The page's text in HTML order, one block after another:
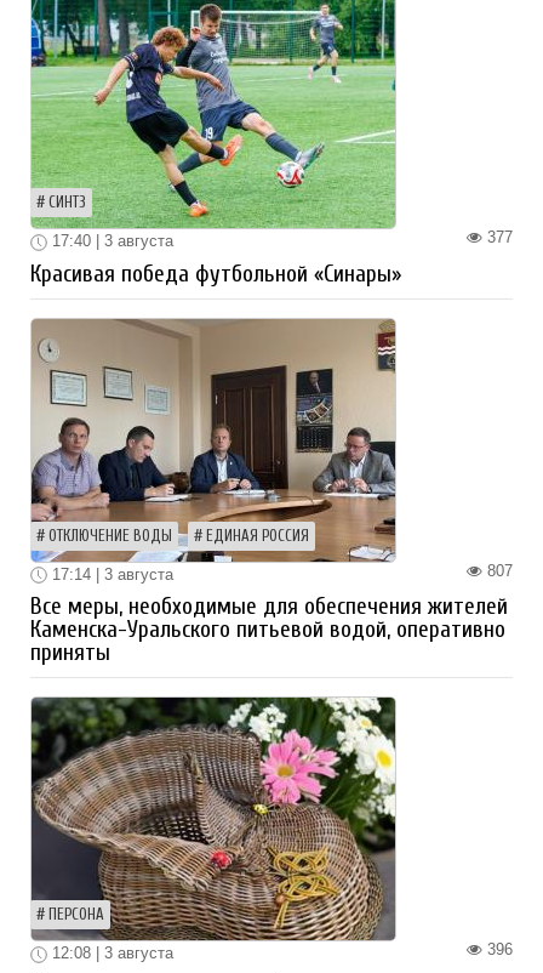
СИНТЗ
377
17:40 | 3 августа
Красивая победа футбольной «Синары»
ОТКЛЮЧЕНИЕ ВОДЫ ЕДИНАЯ РОССИЯ
807
17:14 | 3 августа
Все меры, необходимые для обеспечения жителей
Каменска-Уральского питьевой водой, оперативно
приняты
ПЕРСОНА
396
12:08 | 3 августа